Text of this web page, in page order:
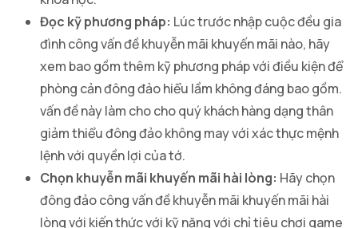
Đọc kỹ phương pháp: Lúc trước nhập cuộc đều gia
đình công vấn đề khuyễn mãi khuyến mãi nào, hãy
xem bao gồm thêm kỹ phương pháp với điều kiện để
phòng cản đông đảo hiểu lầm không đáng bao gồm.
vấn đề này làm cho cho quý khách hàng dạng thân
giảm thiểu đông đảo không may với xác thực mệnh
lệnh với quyền lợi của tớ.
Chọn khuyễn mãi khuyến mãi hài lòng: Hãy chọn
đông đảo công vấn đề khuyễn mãi khuyến mãi hài
lòng với kiến thức với kỹ năng với chỉ tiêu chơi game